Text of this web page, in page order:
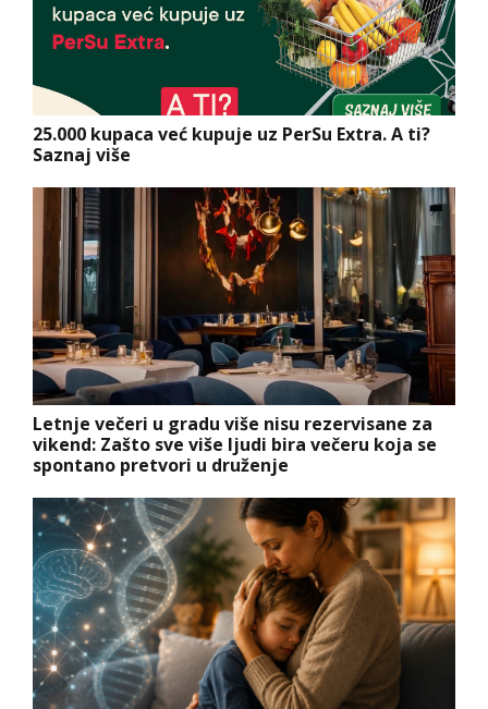
25.000 kupaca već kupuje uz PerSu Extra. A ti?
Saznaj više
Letnje večeri u gradu više nisu rezervisane za
vikend: Zašto sve više ljudi bira večeru koja se
spontano pretvori u druženje